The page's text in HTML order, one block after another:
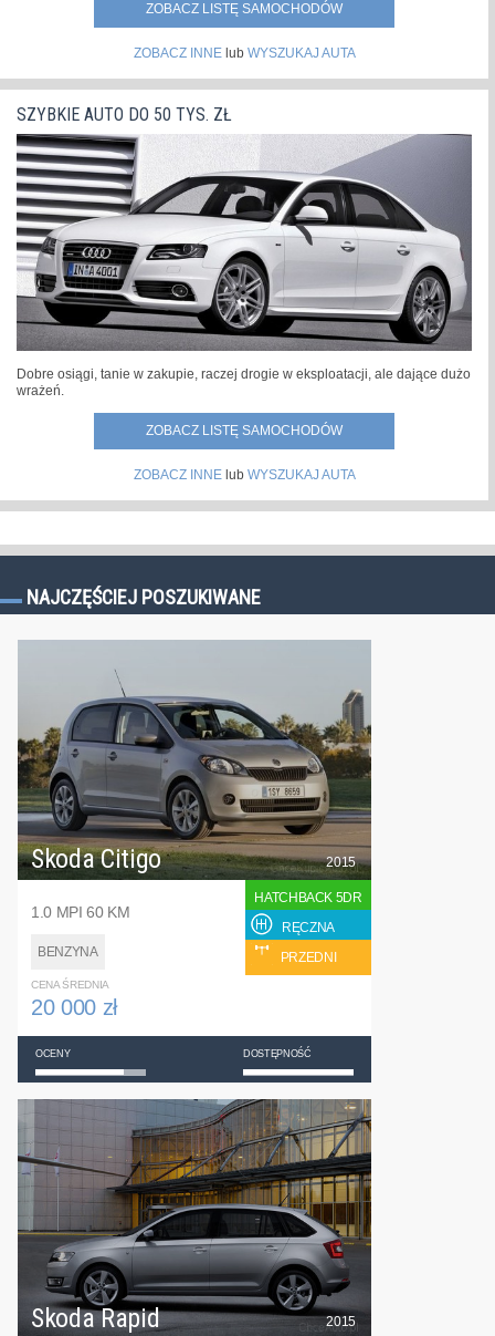
ZOBACZ LISTĘ SAMOCHODÓW
ZOBACZ INNElub WYSZUKAJ AUTA
SZYBKIE AUTO DO 50 TYS. ZŁ
Dobre osiągi, tanie w zakupie, raczej drogie w eksploatacji, ale dające dużo
wrażeń.
ZOBACZ LISTĘ SAMOCHODÓW
ZOBACZ INNElub WYSZUKAJ AUTA
NAJCZĘŚCIEJ POSZUKIWANE
Skoda Citigo
1.0 MPI 60 KM
BENZYNA
2015
HATCHBACK 5DR
RĘCZNA
PRZEDNI
CENA ŚREDNIA
20 000 zł
OCENY DOSTĘPNOŚĆ
Skoda Rapid 2015